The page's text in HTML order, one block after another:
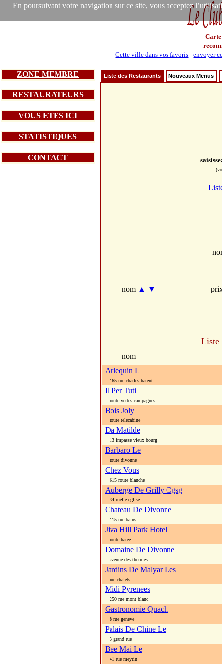
En poursuivant votre navigation sur ce site, vous acceptez
Carte
Cette ville dans vos favoris -envoyer
ZONE MEMBRE
RESTAURATEURS
VOUS ETES ICI
STATISTIQUES
CONTACT
Liste des Restaurants Nouveaux Menus
nom ▲ ▼
Liste
nom
Arlequin L
165 rue charles harent
Il Per Tuti
route vertes campagnes
Bois Joly
route telecabine
Da Matilde
13 impasse vieux bourg
Barbaro Le
route divonne
Chez Vous
615 route blanche
Auberge De Grilly Cgsg
34 ruelle eglise
Chateau De Divonne
115 rue bains
Jiva Hill Park Hotel
route haree
Domaine De Divonne
avenue des thermes
Jardins De Malyar Les
rue chalets
Midi Pyrenees
250 rue mont blanc
Gastronomie Quach
8 rue geneve
Palais De Chine Le
3 grand rue
Bee Mai Le
41 rue meyrin